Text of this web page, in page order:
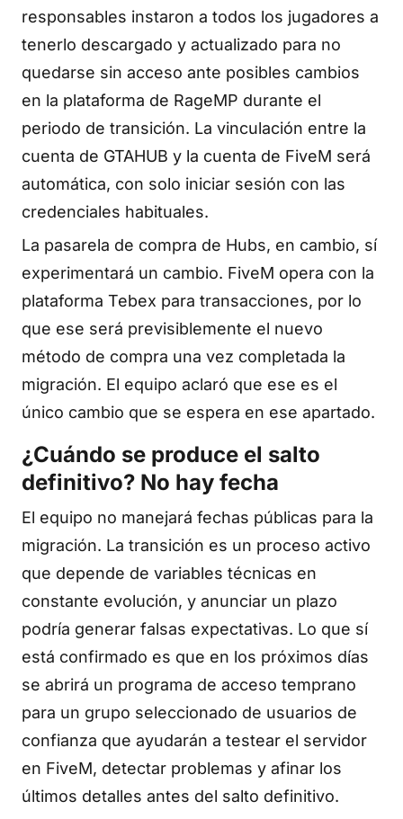
responsables instaron a todos los jugadores a
tenerlo descargado y actualizado para no
quedarse sin acceso ante posibles cambios
en la plataforma de RageMP durante el
periodo de transición. La vinculación entre la
cuenta de GTAHUB y la cuenta de FiveM será
automática, con solo iniciar sesión con las
credenciales habituales.
La pasarela de compra de Hubs, en cambio, sí
experimentará un cambio. FiveM opera con la
plataforma Tebex para transacciones, por lo
que ese será previsiblemente el nuevo
método de compra una vez completada la
migración. El equipo aclaró que ese es el
único cambio que se espera en ese apartado.
¿Cuándo se produce el salto
definitivo? No hay fecha
El equipo no manejará fechas públicas para la
migración. La transición es un proceso activo
que depende de variables técnicas en
constante evolución, y anunciar un plazo
podría generar falsas expectativas. Lo que sí
está confirmado es que en los próximos días
se abrirá un programa de acceso temprano
para un grupo seleccionado de usuarios de
confianza que ayudarán a testear el servidor
en FiveM, detectar problemas y afinar los
últimos detalles antes del salto definitivo.